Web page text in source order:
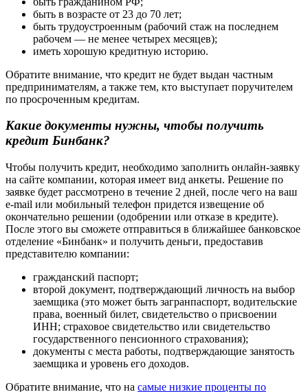
быть в возрасте от 23 до 70 лет;
быть трудоустроенным (рабочий стаж на последнем
рабочем — не менее четырех месяцев);
иметь хорошую кредитную историю.
Обратите внимание, что кредит не будет выдан частным
предпринимателям, а также тем, кто выступает поручителем
по просроченным кредитам.
Какие документы нужны, чтобы получить
кредит Бинбанк?
Чтобы получить кредит, необходимо заполнить онлайн-заявку
на сайте компании, которая имеет вид анкеты. Решение по
заявке будет рассмотрено в течение 2 дней, после чего на ваш
e-mail или мобильный телефон придется извещение об
окончательно решении (одобрении или отказе в кредите).
После этого вы сможете отправиться в ближайшее банковское
отделение «Бинбанк» и получить деньги, предоставив
представителю компании:
гражданский паспорт;
второй документ, подтверждающий личность на выбор
заемщика (это может быть загранпаспорт, водительские
права, военный билет, свидетельство о присвоении
ИНН; страховое свидетельство или свидетельство
государственного пенсионного страхования);
документы с места работы, подтверждающие занятость
заемщика и уровень его доходов.
Обратите внимание, что на самые низкие проценты по